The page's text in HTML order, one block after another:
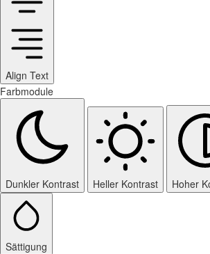
Align Text
Farbmodule
Dunkler Kontrast Heller Kontrast Hoher
Sättigung